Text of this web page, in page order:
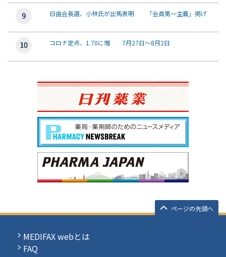
日歯会長選、小林氏が出馬表明 「会員第一主義」掲げ
コロナ定点、1.70に増 7月27日～8月2日
ページの先頭へ
MEDIFAX webとは
FAQ